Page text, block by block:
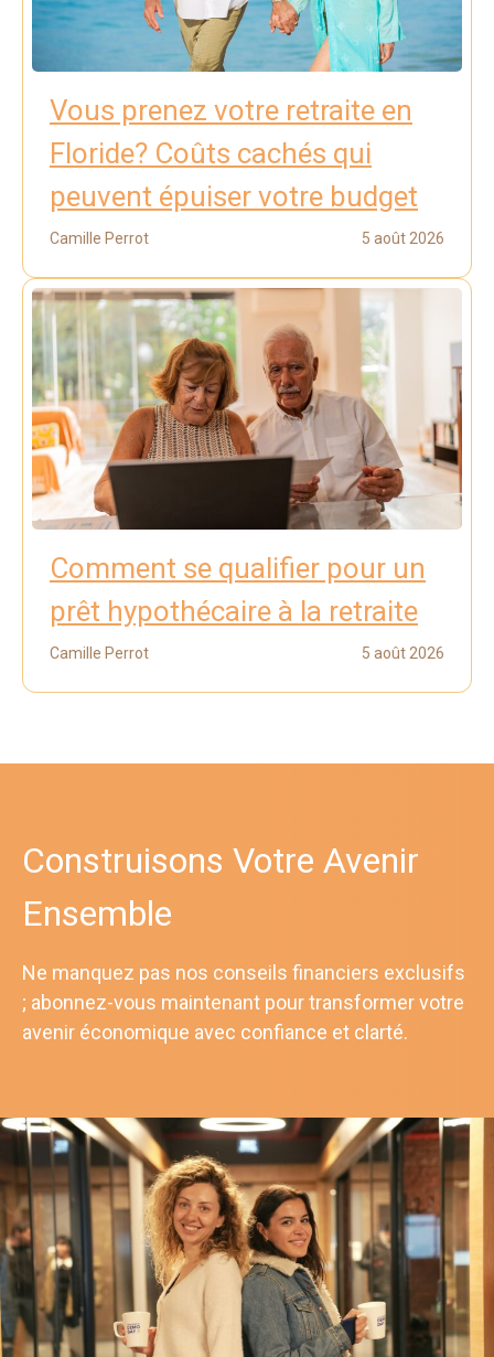
Vous prenez votre retraite en
Floride? Coûts cachés qui
peuvent épuiser votre budget
Camille Perrot 5 août 2026
Comment se qualifier pour un
prêt hypothécaire à la retraite
Camille Perrot 5 août 2026
Construisons Votre Avenir
Ensemble
Ne manquez pas nos conseils financiers exclusifs
; abonnez-vous maintenant pour transformer votre
avenir économique avec confiance et clarté.